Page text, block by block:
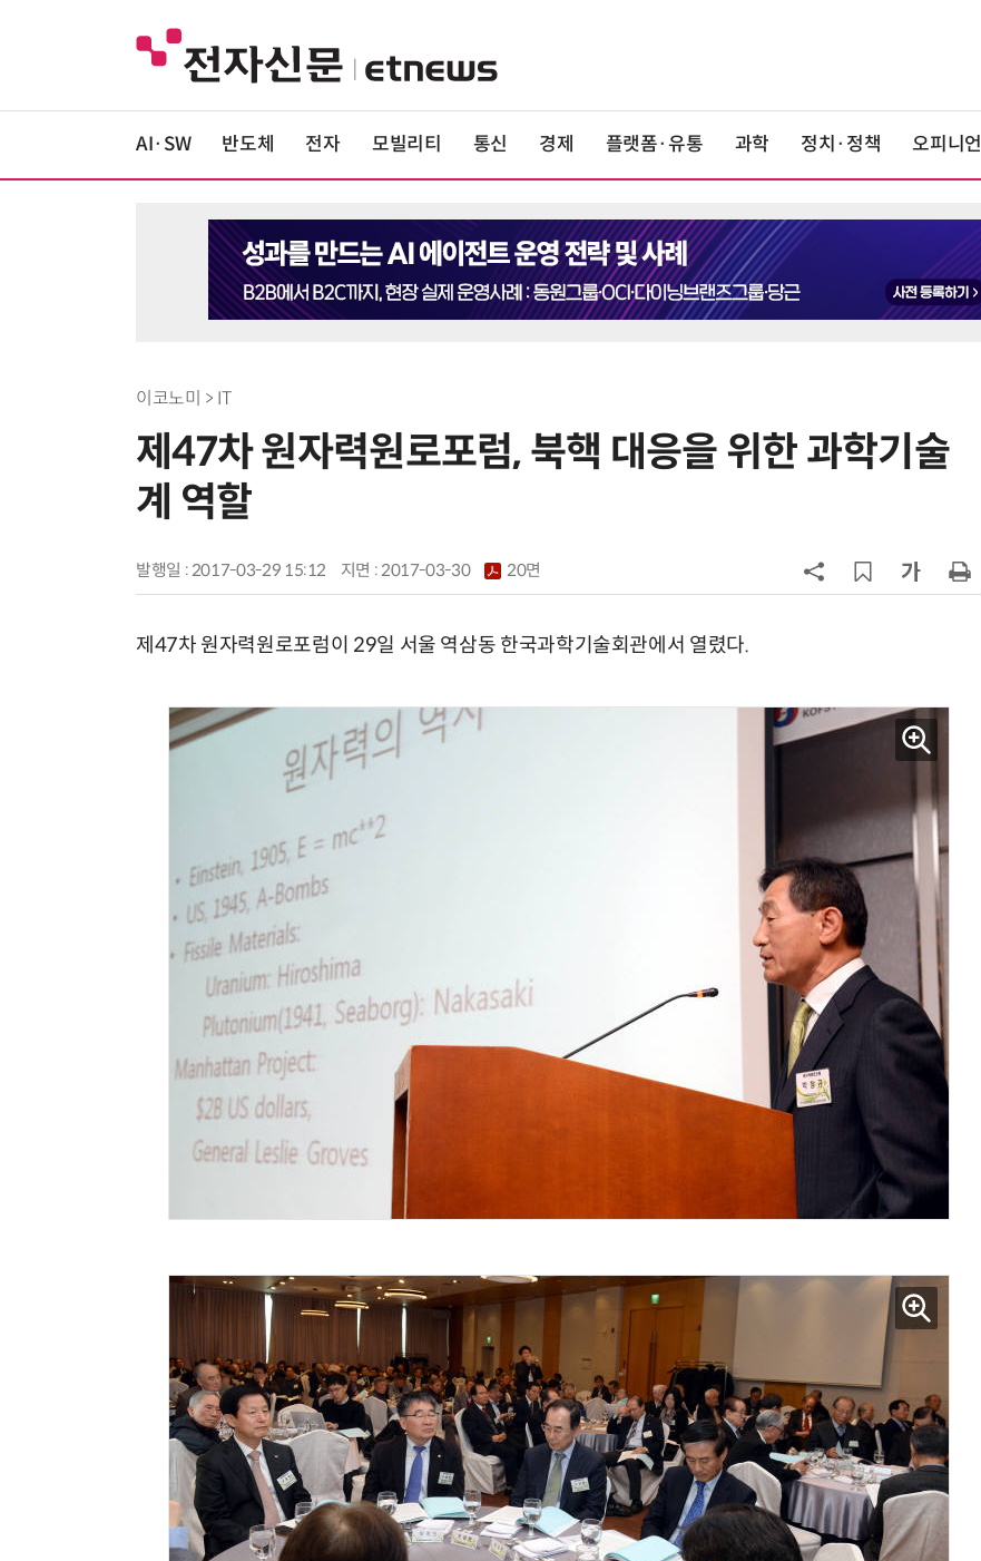
AI·SW 반도체 전자 모빌리티 통신 경제 플랫폼·유통 과학 정치·정책 오피니언
이코노미 > IT
제47차 원자력원로포럼, 북핵 대응을 위한 과학기술
계 역할
발행일 : 2017-03-29 15:12 지면 :2017-03-30 20면
제47차 원자력원로포럼이 29일 서울 역삼동 한국과학기술회관에서 열렸다.
6
창사 첫 파업까지 갔던 카카오…연
더스 'T-카페', 이마트 첫 입점
무자격 라이더 차단